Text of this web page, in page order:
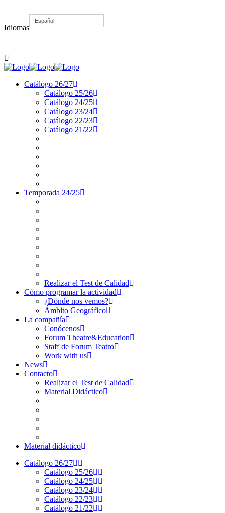
Idiomas
Español
Catálogo 26/27
Catálogo 25/26
Catálogo 24/25
Catálogo 23/24
Catálogo 22/23
Catálogo 21/22
Temporada 24/25
Realizar el Test de Calidad
Cómo programar la actividad
¿Dónde nos vemos?
Ámbito Geográfico
La compañía
Conócenos
Forum Theatre&Education
Staff de Forum Teatro
Work with us
News
Contacto
Realizar el Test de Calidad
Material Didáctico
Material didáctico
Catálogo 26/27
Catálogo 25/26
Catálogo 24/25
Catálogo 23/24
Catálogo 22/23
Catálogo 21/22